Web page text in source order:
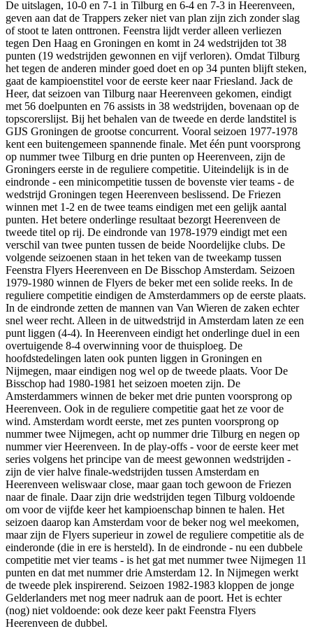
De uitslagen, 10-0 en 7-1 in Tilburg en 6-4 en 7-3 in Heerenveen,
geven aan dat de Trappers zeker niet van plan zijn zich zonder slag
of stoot te laten onttronen. Feenstra lijdt verder alleen verliezen
tegen Den Haag en Groningen en komt in 24 wedstrijden tot 38
punten (19 wedstrijden gewonnen en vijf verloren). Omdat Tilburg
het tegen de anderen minder goed doet en op 34 punten blijft steken,
gaat de kampioenstitel voor de eerste keer naar Friesland. Jack de
Heer, dat seizoen van Tilburg naar Heerenveen gekomen, eindigt
met 56 doelpunten en 76 assists in 38 wedstrijden, bovenaan op de
topscorerslijst. Bij het behalen van de tweede en derde landstitel is
GIJS Groningen de grootse concurrent. Vooral seizoen 1977-1978
kent een buitengemeen spannende finale. Met één punt voorsprong
op nummer twee Tilburg en drie punten op Heerenveen, zijn de
Groningers eerste in de reguliere competitie. Uiteindelijk is in de
eindronde - een minicompetitie tussen de bovenste vier teams - de
wedstrijd Groningen tegen Heerenveen beslissend. De Friezen
winnen met 1-2 en de twee teams eindigen met een gelijk aantal
punten. Het betere onderlinge resultaat bezorgt Heerenveen de
tweede titel op rij. De eindronde van 1978-1979 eindigt met een
verschil van twee punten tussen de beide Noordelijke clubs. De
volgende seizoenen staan in het teken van de tweekamp tussen
Feenstra Flyers Heerenveen en De Bisschop Amsterdam. Seizoen
1979-1980 winnen de Flyers de beker met een solide reeks. In de
reguliere competitie eindigen de Amsterdammers op de eerste plaats.
In de eindronde zetten de mannen van Van Wieren de zaken echter
snel weer recht. Alleen in de uitwedstrijd in Amsterdam laten ze een
punt liggen (4-4). In Heerenveen eindigt het onderlinge duel in een
overtuigende 8-4 overwinning voor de thuisploeg. De
hoofdstedelingen laten ook punten liggen in Groningen en
Nijmegen, maar eindigen nog wel op de tweede plaats. Voor De
Bisschop had 1980-1981 het seizoen moeten zijn. De
Amsterdammers winnen de beker met drie punten voorsprong op
Heerenveen. Ook in de reguliere competitie gaat het ze voor de
wind. Amsterdam wordt eerste, met zes punten voorsprong op
nummer twee Nijmegen, acht op nummer drie Tilburg en negen op
nummer vier Heerenveen. In de play-offs - voor de eerste keer met
series volgens het principe van de meest gewonnen wedstrijden -
zijn de vier halve finale-wedstrijden tussen Amsterdam en
Heerenveen weliswaar close, maar gaan toch gewoon de Friezen
naar de finale. Daar zijn drie wedstrijden tegen Tilburg voldoende
om voor de vijfde keer het kampioenschap binnen te halen. Het
seizoen daarop kan Amsterdam voor de beker nog wel meekomen,
maar zijn de Flyers superieur in zowel de reguliere competitie als de
einderonde (die in ere is hersteld). In de eindronde - nu een dubbele
competitie met vier teams - is het gat met nummer twee Nijmegen 11
punten en dat met nummer drie Amsterdam 12. In Nijmegen werkt
de tweede plek inspirerend. Seizoen 1982-1983 kloppen de jonge
Gelderlanders met nog meer nadruk aan de poort. Het is echter
(nog) niet voldoende: ook deze keer pakt Feenstra Flyers
Heerenveen de dubbel.